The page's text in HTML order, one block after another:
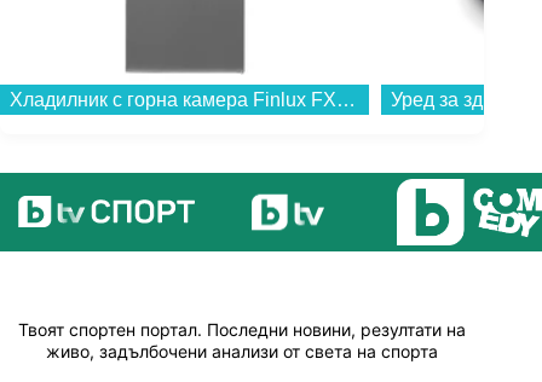
Хладилник с горна камера Finlux FXRA 28350 IXE , 243 l, E , Инокс , Статична...
Твоят спортен портал. Последни новини, резултати на
живо, задълбочени анализи от света на спорта